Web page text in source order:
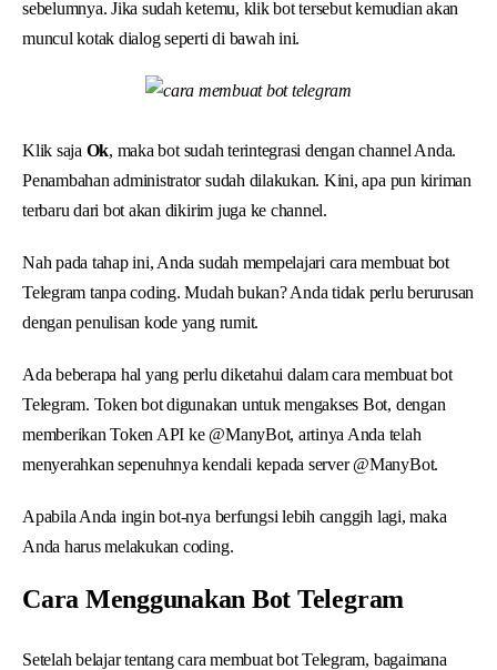
sebelumnya. Jika sudah ketemu, klik bot tersebut kemudian akan
muncul kotak dialog seperti di bawah ini.
Klik saja Ok, maka bot sudah terintegrasi dengan channel Anda.
Penambahan administrator sudah dilakukan. Kini, apa pun kiriman
terbaru dari bot akan dikirim juga ke channel.
Nah pada tahap ini, Anda sudah mempelajari cara membuat bot
Telegram tanpa coding. Mudah bukan? Anda tidak perlu berurusan
dengan penulisan kode yang rumit.
Ada beberapa hal yang perlu diketahui dalam cara membuat bot
Telegram. Token bot digunakan untuk mengakses Bot, dengan
memberikan Token API ke @ManyBot, artinya Anda telah
menyerahkan sepenuhnya kendali kepada server @ManyBot.
Apabila Anda ingin bot-nya berfungsi lebih canggih lagi, maka
Anda harus melakukan coding.
Cara Menggunakan Bot Telegram
Setelah belajar tentang cara membuat bot Telegram, bagaimana